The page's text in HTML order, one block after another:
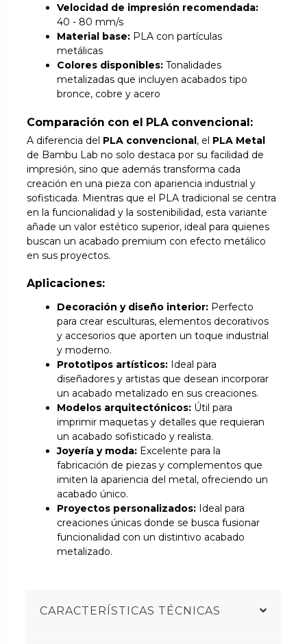
Velocidad de impresión recomendada:
40 - 80 mm/s
Material base: PLA con partículas
metálicas
Colores disponibles: Tonalidades
metalizadas que incluyen acabados tipo
bronce, cobre y acero
Comparación con el PLA convencional:
A diferencia del PLA convencional, el PLA Metal
de Bambu Lab no solo destaca por su facilidad de
impresión, sino que además transforma cada
creación en una pieza con apariencia industrial y
sofisticada. Mientras que el PLA tradicional se centra
en la funcionalidad y la sostenibilidad, esta variante
añade un valor estético superior, ideal para quienes
buscan un acabado premium con efecto metálico
en sus proyectos.
Aplicaciones:
Decoración y diseño interior: Perfecto
para crear esculturas, elementos decorativos
y accesorios que aporten un toque industrial
y moderno.
Prototipos artísticos: Ideal para
diseñadores y artistas que desean incorporar
un acabado metalizado en sus creaciones.
Modelos arquitectónicos: Útil para
imprimir maquetas y detalles que requieran
un acabado sofisticado y realista.
Joyería y moda: Excelente para la
fabricación de piezas y complementos que
imiten la apariencia del metal, ofreciendo un
acabado único.
Proyectos personalizados: Ideal para
creaciones únicas donde se busca fusionar
funcionalidad con un distintivo acabado
metalizado.
CARACTERÍSTICAS TÉCNICAS